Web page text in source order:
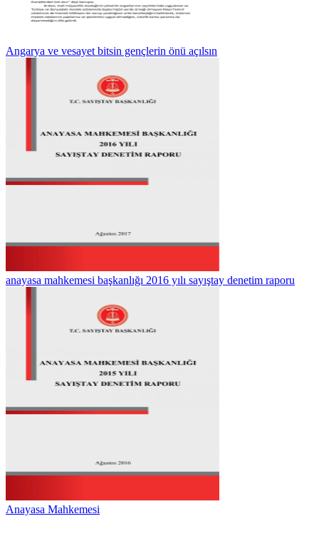
Angarya ve vesayet bitsin gençlerin önü açılsın
anayasa mahkemesi başkanlığı 2016 yılı sayıştay denetim raporu
Anayasa Mahkemesi